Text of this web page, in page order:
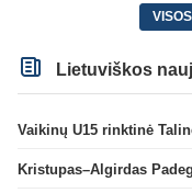
Lietuviškos